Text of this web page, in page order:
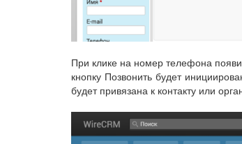
При клике на номер телефона
кнопку Позвонить будет
будет привязана к контакту или